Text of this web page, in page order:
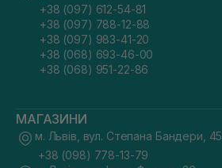
+38 (097) 612-54-81
+38 (097) 788-12-88
+38 (097) 983-41-20
+38 (068) 693-46-00
+38 (068) 951-22-86
МАГАЗИНИ
м. Львів, вул. Степана Бандери, 45
+38 (098) 778-13-79